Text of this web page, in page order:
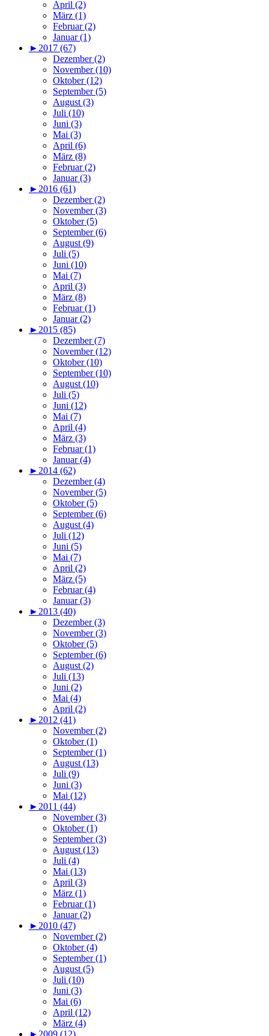
April (2)
März (1)
Februar (2)
Januar (1)
► 2017 (67)
Dezember (2)
November (10)
Oktober (12)
September (5)
August (3)
Juli (10)
Juni (3)
Mai (3)
April (6)
März (8)
Februar (2)
Januar (3)
► 2016 (61)
Dezember (2)
November (3)
Oktober (5)
September (6)
August (9)
Juli (5)
Juni (10)
Mai (7)
April (3)
März (8)
Februar (1)
Januar (2)
► 2015 (85)
Dezember (7)
November (12)
Oktober (10)
September (10)
August (10)
Juli (5)
Juni (12)
Mai (7)
April (4)
März (3)
Februar (1)
Januar (4)
► 2014 (62)
Dezember (4)
November (5)
Oktober (5)
September (6)
August (4)
Juli (12)
Juni (5)
Mai (7)
April (2)
März (5)
Februar (4)
Januar (3)
► 2013 (40)
Dezember (3)
November (3)
Oktober (5)
September (6)
August (2)
Juli (13)
Juni (2)
Mai (4)
April (2)
► 2012 (41)
November (2)
Oktober (1)
September (1)
August (13)
Juli (9)
Juni (3)
Mai (12)
► 2011 (44)
November (3)
Oktober (1)
September (3)
August (13)
Juli (4)
Mai (13)
April (3)
März (1)
Februar (1)
Januar (2)
► 2010 (47)
November (2)
Oktober (4)
September (1)
August (5)
Juli (10)
Juni (3)
Mai (6)
April (12)
März (4)
► 2009 (12)